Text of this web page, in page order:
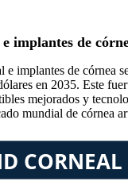
implantes de
implantes de córnea
en 2035. Este
mejorados y
mundial de córnea